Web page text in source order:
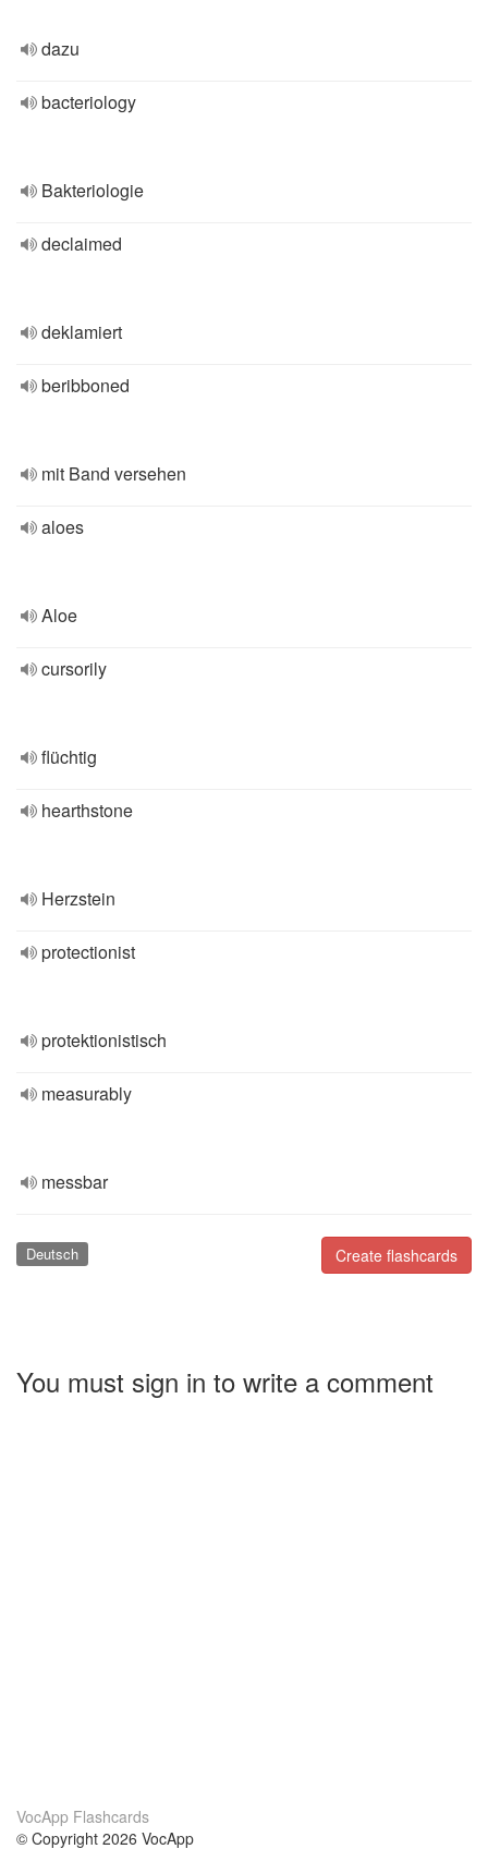
dazu
bacteriology
Bakteriologie
declaimed
deklamiert
beribboned
mit Band versehen
aloes
Aloe
cursorily
flüchtig
hearthstone
Herzstein
protectionist
protektionistisch
measurably
messbar
Create flashcards
Deutsch
You must sign in to write a comment
VocApp Flashcards
© Copyright 2026 VocApp